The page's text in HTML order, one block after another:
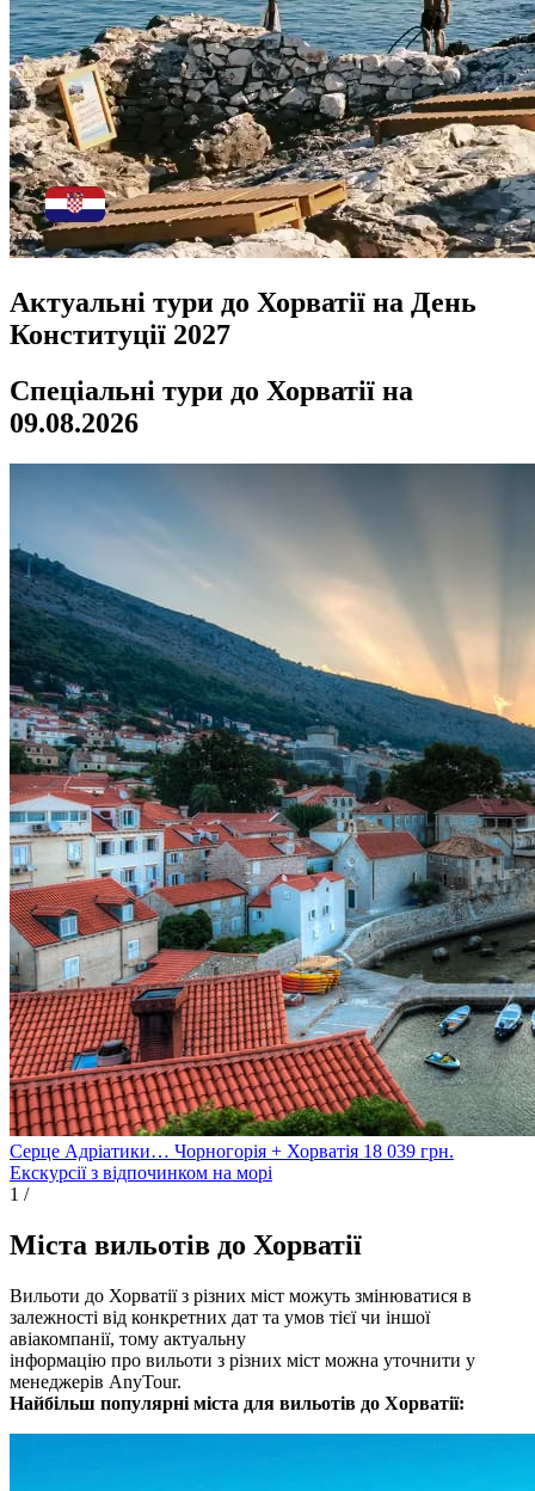
Актуальні тури до Хорватії на День
Конституції 2027
Спеціальні тури до Хорватії на
09.08.2026
Серце Адріатики… Чорногорія + Хорватія 18 039 грн.
Екскурсії з відпочинком на морі
1 /
Міста вильотів до Хорватії
Вильоти до Хорватії з різних міст можуть змінюватися в
залежності від конкретних дат та умов тієї чи іншої
авіакомпанії, тому актуальну
інформацію про вильоти з різних міст можна уточнити у
менеджерів AnyTour.
Найбільш популярні міста для вильотів до Хорватії: